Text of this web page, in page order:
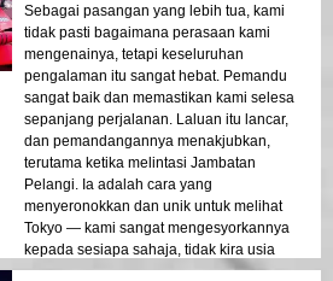
Sebagai pasangan yang lebih tua, kami
tidak pasti bagaimana perasaan kami
mengenainya, tetapi keseluruhan
pengalaman itu sangat hebat. Pemandu
sangat baik dan memastikan kami selesa
sepanjang perjalanan. Laluan itu lancar,
dan pemandangannya menakjubkan,
terutama ketika melintasi Jambatan
Pelangi. Ia adalah cara yang
menyeronokkan dan unik untuk melihat
Tokyo — kami sangat mengesyorkannya
kepada sesiapa sahaja, tidak kira usia
anda!